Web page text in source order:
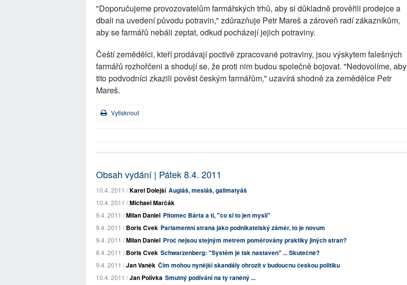
"Doporučujeme provozovatelům farmářských trhů, aby si důkladně prověřili prodejce a
dbali na uvedení původu potravin," zdůrazňuje Petr Mareš a zároveň radí zákazníkům,
aby se farmářů nebáli zeptat, odkud pocházejí jejich potraviny.
Čeští zemědělci, kteří prodávají poctivě zpracované potraviny, jsou výskytem falešných
farmářů rozhořčeni a shodují se, že proti nim budou společně bojovat. "Nedovolíme, aby
tito podvodníci zkazili pověst českým farmářům," uzavírá shodně za zemědělce Petr
Mareš.
Vytisknout
Obsah vydání | Pátek 8.4. 2011
10.4. 2011 /Karel Dolejší Augiáš, mesiáš, galimatyáš
10.4. 2011 /Michael Marčák
9.4. 2011 /Milan Daniel Pitomec Bárta a ti, "co si to jen myslí"
9.4. 2011 /Boris Cvek Parlamentní strana jako podnikatelský záměr, to je novum
9.4. 2011 /Milan Daniel Proč nejsou stejným metrem poměřovány praktiky jiných stran?
8.4. 2011 /Boris Cvek Schwarzenberg: "Systém je tak nastaven" ... Skutečně?
9.4. 2011 /Jan Vaněk Čím mohou nynější skandály ohrozit v budoucnu českou politiku
10.4. 2011 /Jan Polívka Smutný podívání na ty raněný ...